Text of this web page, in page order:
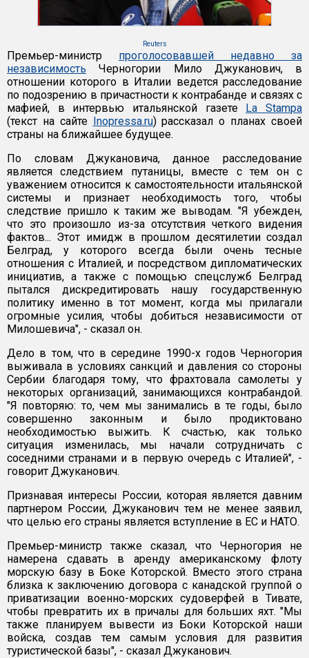
Reuters
Премьер-министр проголосовавшей недавно за
независимость Черногории Мило Джуканович, в
отношении которого в Италии ведется расследование
по подозрению в причастности к контрабанде и связях с
мафией, в интервью итальянской газете La Stampa
(текст на сайте Inopressa.ru) рассказал о планах своей
страны на ближайшее будущее.
По словам Джукановича, данное расследование
является следствием путаницы, вместе с тем он с
уважением относится к самостоятельности итальянской
системы и признает необходимость того, чтобы
следствие пришло к таким же выводам. "Я убежден,
что это произошло из-за отсутствия четкого видения
фактов... Этот имидж в прошлом десятилетии создал
Белград, у которого всегда были очень тесные
отношения с Италией, и посредством дипломатических
инициатив, а также с помощью спецслужб Белград
пытался дискредитировать нашу государственную
политику именно в тот момент, когда мы прилагали
огромные усилия, чтобы добиться независимости от
Милошевича", - сказал он.
Дело в том, что в середине 1990-х годов Черногория
выживала в условиях санкций и давления со стороны
Сербии благодаря тому, что фрахтовала самолеты у
некоторых организаций, занимающихся контрабандой.
"Я повторяю: то, чем мы занимались в те годы, было
совершенно законным и было продиктовано
необходимостью выжить. К счастью, как только
ситуация изменилась, мы начали сотрудничать с
соседними странами и в первую очередь с Италией", -
говорит Джуканович.
Признавая интересы России, которая является давним
партнером России, Джуканович тем не менее заявил,
что целью его страны является вступление в ЕС и НАТО.
Премьер-министр также сказал, что Черногория не
намерена сдавать в аренду американскому флоту
морскую базу в Боке Которской. Вместо этого страна
близка к заключению договора с канадской группой о
приватизации военно-морских судоверфей в Тивате,
чтобы превратить их в причалы для больших яхт. "Мы
также планируем вывести из Боки Которской наши
войска, создав тем самым условия для развития
туристической базы", - сказал Джуканович.